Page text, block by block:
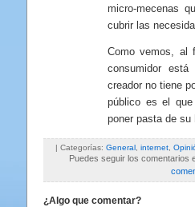
micro-mecenas
cubrir las
Como vemos, al
consumidor
creador no tiene
público es el
poner pasta de
| Categorías: General internet
Puedes seguir los comentarios
¿Algo que comentar?